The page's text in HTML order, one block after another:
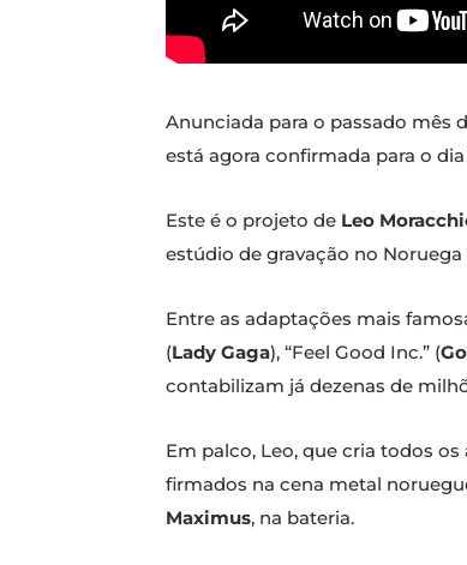
Anunciada para o passado mês
está agora confirmada para o
Este é o projeto de Leo
estúdio de gravação no
Entre as adaptações mais
(Lady Gaga), “Feel Good Inc.” (
contabilizam já dezenas de
Em palco, Leo, que cria todos
firmados na cena metal
Maximus, na bateria.